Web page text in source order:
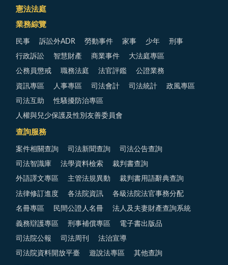
憲法法庭
業務綜覽
民事 訴訟外ADR 勞動事件 家事 少年 刑事
行政訴訟 智慧財產 商業事件 大法庭專區
公務員懲戒 職務法庭 法官評鑑 公證業務
資訊專區 人事專區 司法會計 司法統計 政風專區
司法互助 性騷擾防治專區
人權與兒少保護及性別友善委員會
查詢服務
案件相關查詢 司法新聞查詢 司法公告查詢
司法智識庫 法學資料檢索 裁判書查詢
外語譯文專區 主管法規異動 裁判書用語辭典查詢
法律修訂進度 各法院資訊 各級法院法官事務分配
名冊專區 民間公證人名冊 法人及夫妻財產查詢系統
義務辯護專區 刑事補償專區 電子書出版品
司法院公報 司法周刊 法治宣導
司法院資料開放平臺 遊說法專區 其他查詢